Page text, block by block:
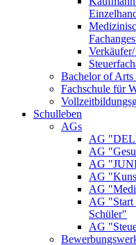
Bachelor of Arts
Fachschule für
Schulleben
AGs
AG
AG
AG
AG
AG
AG "Start
Schüler"
AG